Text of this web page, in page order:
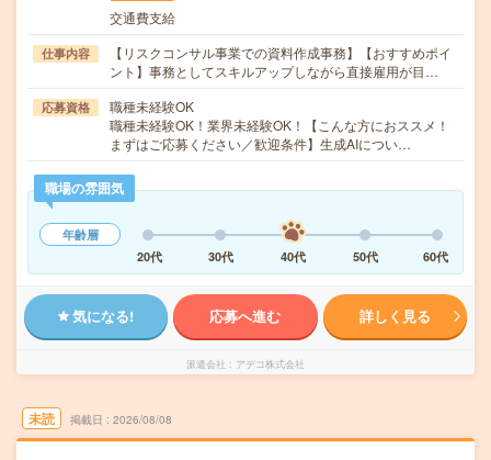
交通費支給
仕事内容
【リスクコンサル事業での資料作成事務】【おすすめポイ
ント】事務としてスキルアップしながら直接雇用が目…
応募資格
職種未経験OK
職種未経験OK！業界未経験OK！【こんな方におススメ！
まずはご応募ください／歓迎条件】生成AIについ…
職場の雰囲気
年齢層
20代
30代 40代 50代 60代
気になる! 応募へ進む 詳しく見る
派遣会社 アデコ株式会社
未読 掲載日 2026/08/08